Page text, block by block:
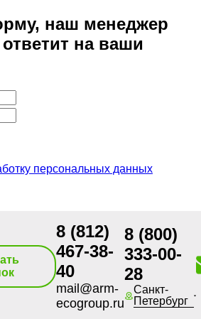
наш менеджер
на ваши
персональных данных
8 (812)
467-38-
40
mail@arm-
ecogroup.ru
8 (800)
333-00-
28
Санкт-
Петербург